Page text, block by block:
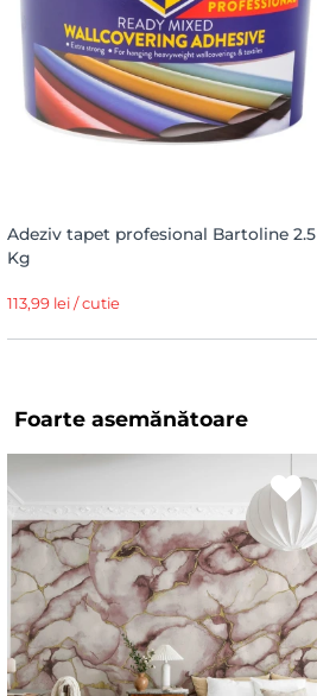
Adeziv tapet profesional Bartoline 2.5
Kg
113,99 lei / cutie
Foarte asemănătoare